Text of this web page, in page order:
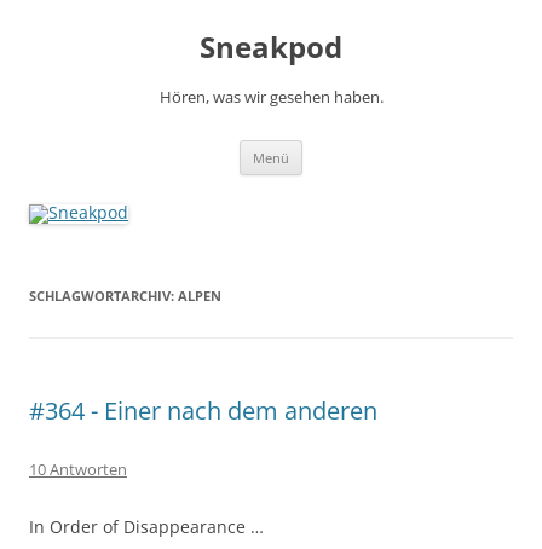
Sneakpod
Hören, was wir gesehen haben.
Menü
SCHLAGWORTARCHIV: ALPEN
#364 - Einer nach dem anderen
10 Antworten
In Order of Disappearance …